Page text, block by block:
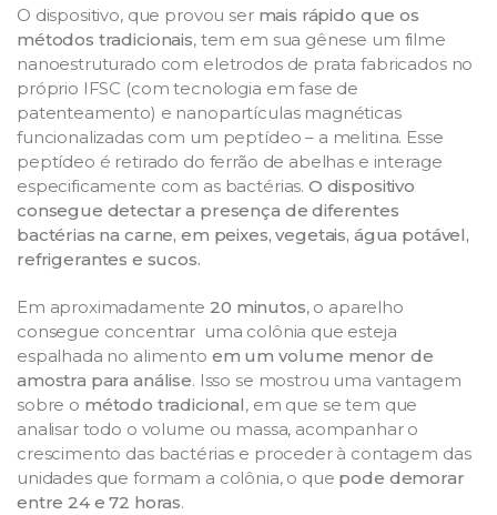
O dispositivo, que provou ser mais rápido que os
métodos tradicionais, tem em sua gênese um filme
nanoestruturado com eletrodos de prata fabricados no
próprio IFSC (com tecnologia em fase de
patenteamento) e nanopartículas magnéticas
funcionalizadas com um peptídeo – a melitina. Esse
peptídeo é retirado do ferrão de abelhas e interage
especificamente com as bactérias. O dispositivo
consegue detectar a presença de diferentes
bactérias na carne, em peixes, vegetais, água potável,
refrigerantes e sucos.
Em aproximadamente 20 minutos, o aparelho
consegue concentrar uma colônia que esteja
espalhada no alimento em um volume menor de
amostra para análise. Isso se mostrou uma vantagem
sobre o método tradicional, em que se tem que
analisar todo o volume ou massa, acompanhar o
crescimento das bactérias e proceder à contagem das
unidades que formam a colônia, o que pode demorar
entre 24 e 72 horas.